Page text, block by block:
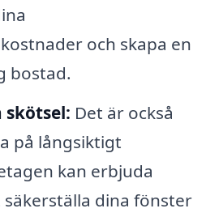
och skapa en
bostad.
skötsel: Det är också
på långsiktigt
kan erbjuda
dina fönster